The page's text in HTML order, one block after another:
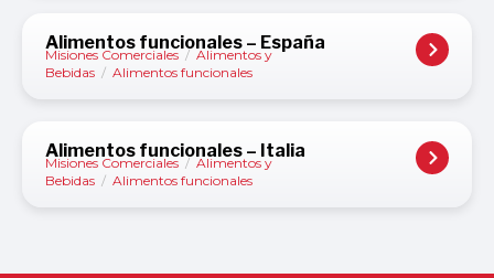
Alimentos funcionales – España
Misiones Comerciales / Alimentos y
Bebidas / Alimentos funcionales
Alimentos funcionales – Italia
Misiones Comerciales / Alimentos y
Bebidas / Alimentos funcionales